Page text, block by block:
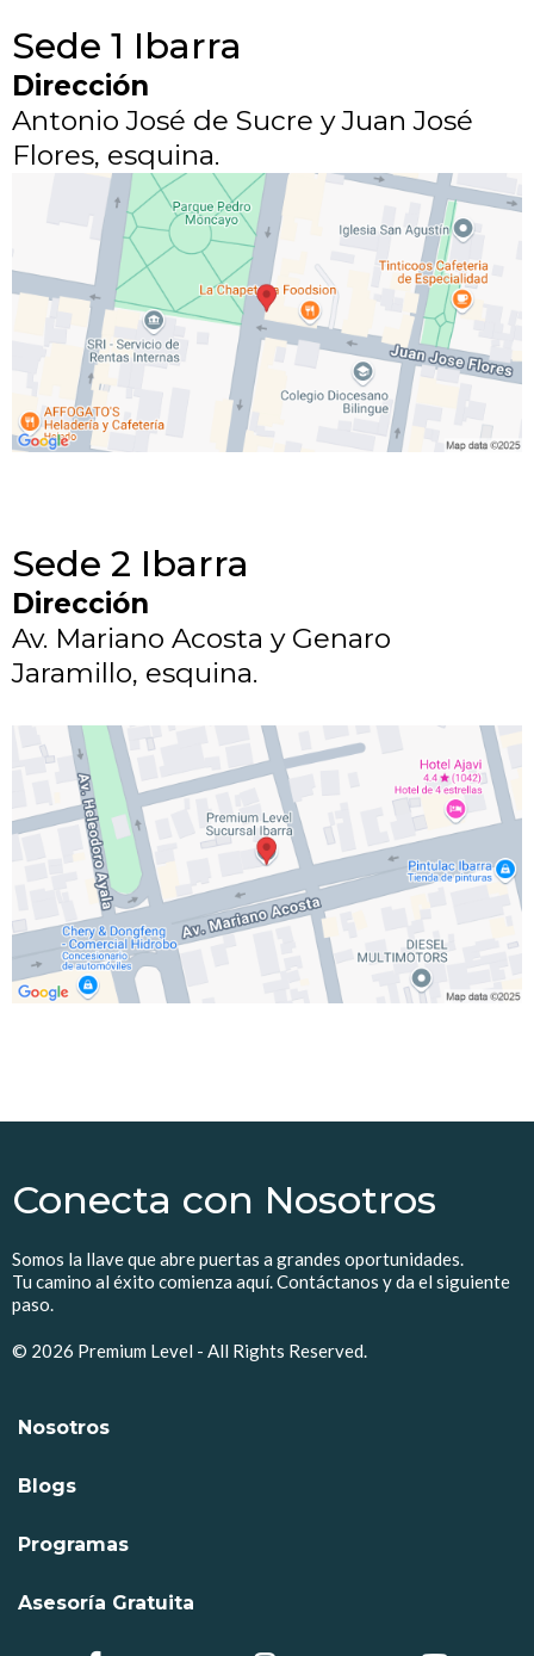
Sede 1 Ibarra
Dirección
Antonio José de Sucre y Juan José
Flores, esquina.
Sede 2 Ibarra
Dirección
Av. Mariano Acosta y Genaro
Jaramillo, esquina.
Conecta con Nosotros
Somos la llave que abre puertas a grandes oportunidades.
Tu camino al éxito comienza aquí. Contáctanos y da el siguiente
paso.
© 2026 Premium Level - All Rights Reserved.
Nosotros
Blogs
Programas
Asesoría Gratuita